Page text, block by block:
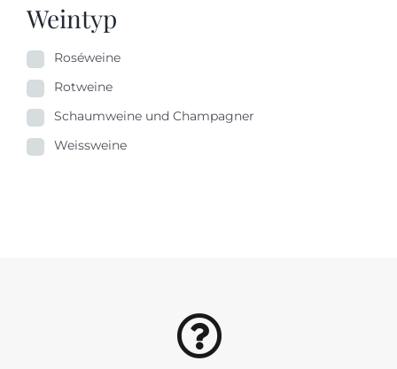
Weintyp
Roséweine
Rotweine
Schaumweine und Champagner
Weissweine